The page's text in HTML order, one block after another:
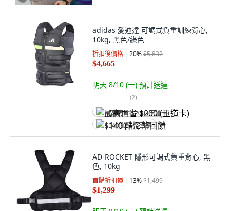
adidas 愛迪達 可調式負重訓練背心,
10kg, 黑色/綠色
折扣後價格 20%$5,832
$4,665
明天 8/10 (一) 預計送達
(2)
最高再省 $200 (王道卡)
$140 酷澎幣回饋
AD-ROCKET 隱形可調式負重背心, 黑
色, 10kg
首購折扣價 13%$1,499
$1,299